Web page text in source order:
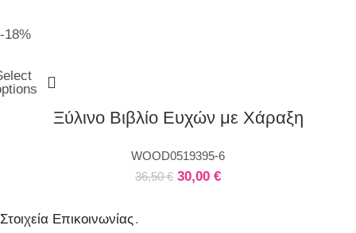
-18%
Ξύλινο Βιβλίο Ευχών με Χάραξη
WOOD0519395-6
36,50€ 30,00 €
Στοιχεία Επικοινωνίας.